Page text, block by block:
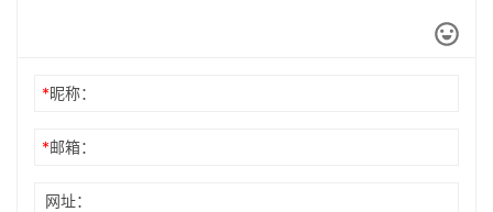
*昵称：
*邮箱：
网址：